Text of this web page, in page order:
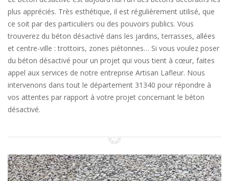
plus appréciés. Très esthétique, il est régulièrement utilisé, que
ce soit par des particuliers ou des pouvoirs publics. Vous
trouverez du béton désactivé dans les jardins, terrasses, allées
et centre-ville : trottoirs, zones piétonnes… Si vous voulez poser
du béton désactivé pour un projet qui vous tient à cœur, faites
appel aux services de notre entreprise Artisan Lafleur. Nous
intervenons dans tout le département 31340 pour répondre à
vos attentes par rapport à votre projet concernant le béton
désactivé.